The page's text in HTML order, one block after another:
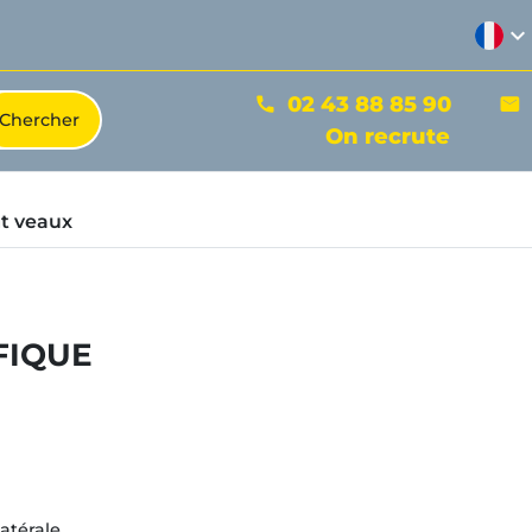
expand_more
phone 02 43 88 85 90 mail
On recrute
veaux